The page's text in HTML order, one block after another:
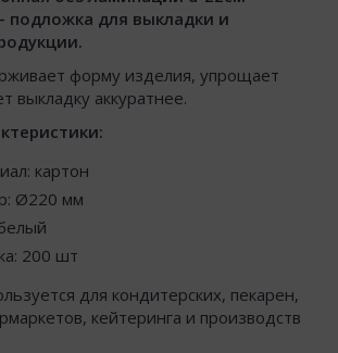
для выкладки и
форму изделия, упрощает
выкладку аккуратнее.
картон
Ø220 мм
200 шт
для кондитерских, пекарен,
кейтеринга и производств